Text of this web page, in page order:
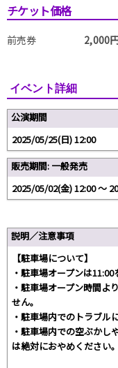
チケット価格
前売券 2,000
イベント詳細
公演期間
2025/05/25(日) 12:00
販売期間: 一般発売
2025/05/02(金) 12:00 〜
説明／注意事項
【駐車場について】
・駐車場オープンは11:00
・駐車場オープン時間よ
せん。
・駐車場内でのトラブル
・駐車場内での空ぶかし
は絶対におやめください。